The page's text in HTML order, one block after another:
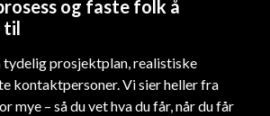
og faste folk å
til
tydelig prosjektplan, realistiske
kontaktpersoner. Vi sier heller fra
mye – så du vet hva du får, når du får